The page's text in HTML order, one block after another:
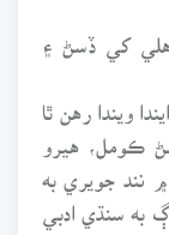
کي ڏسڻ ۽
ويندا رهن ٿا
ڪومل، هيرو
۾ نند جويري به
به سنڌي ادبي